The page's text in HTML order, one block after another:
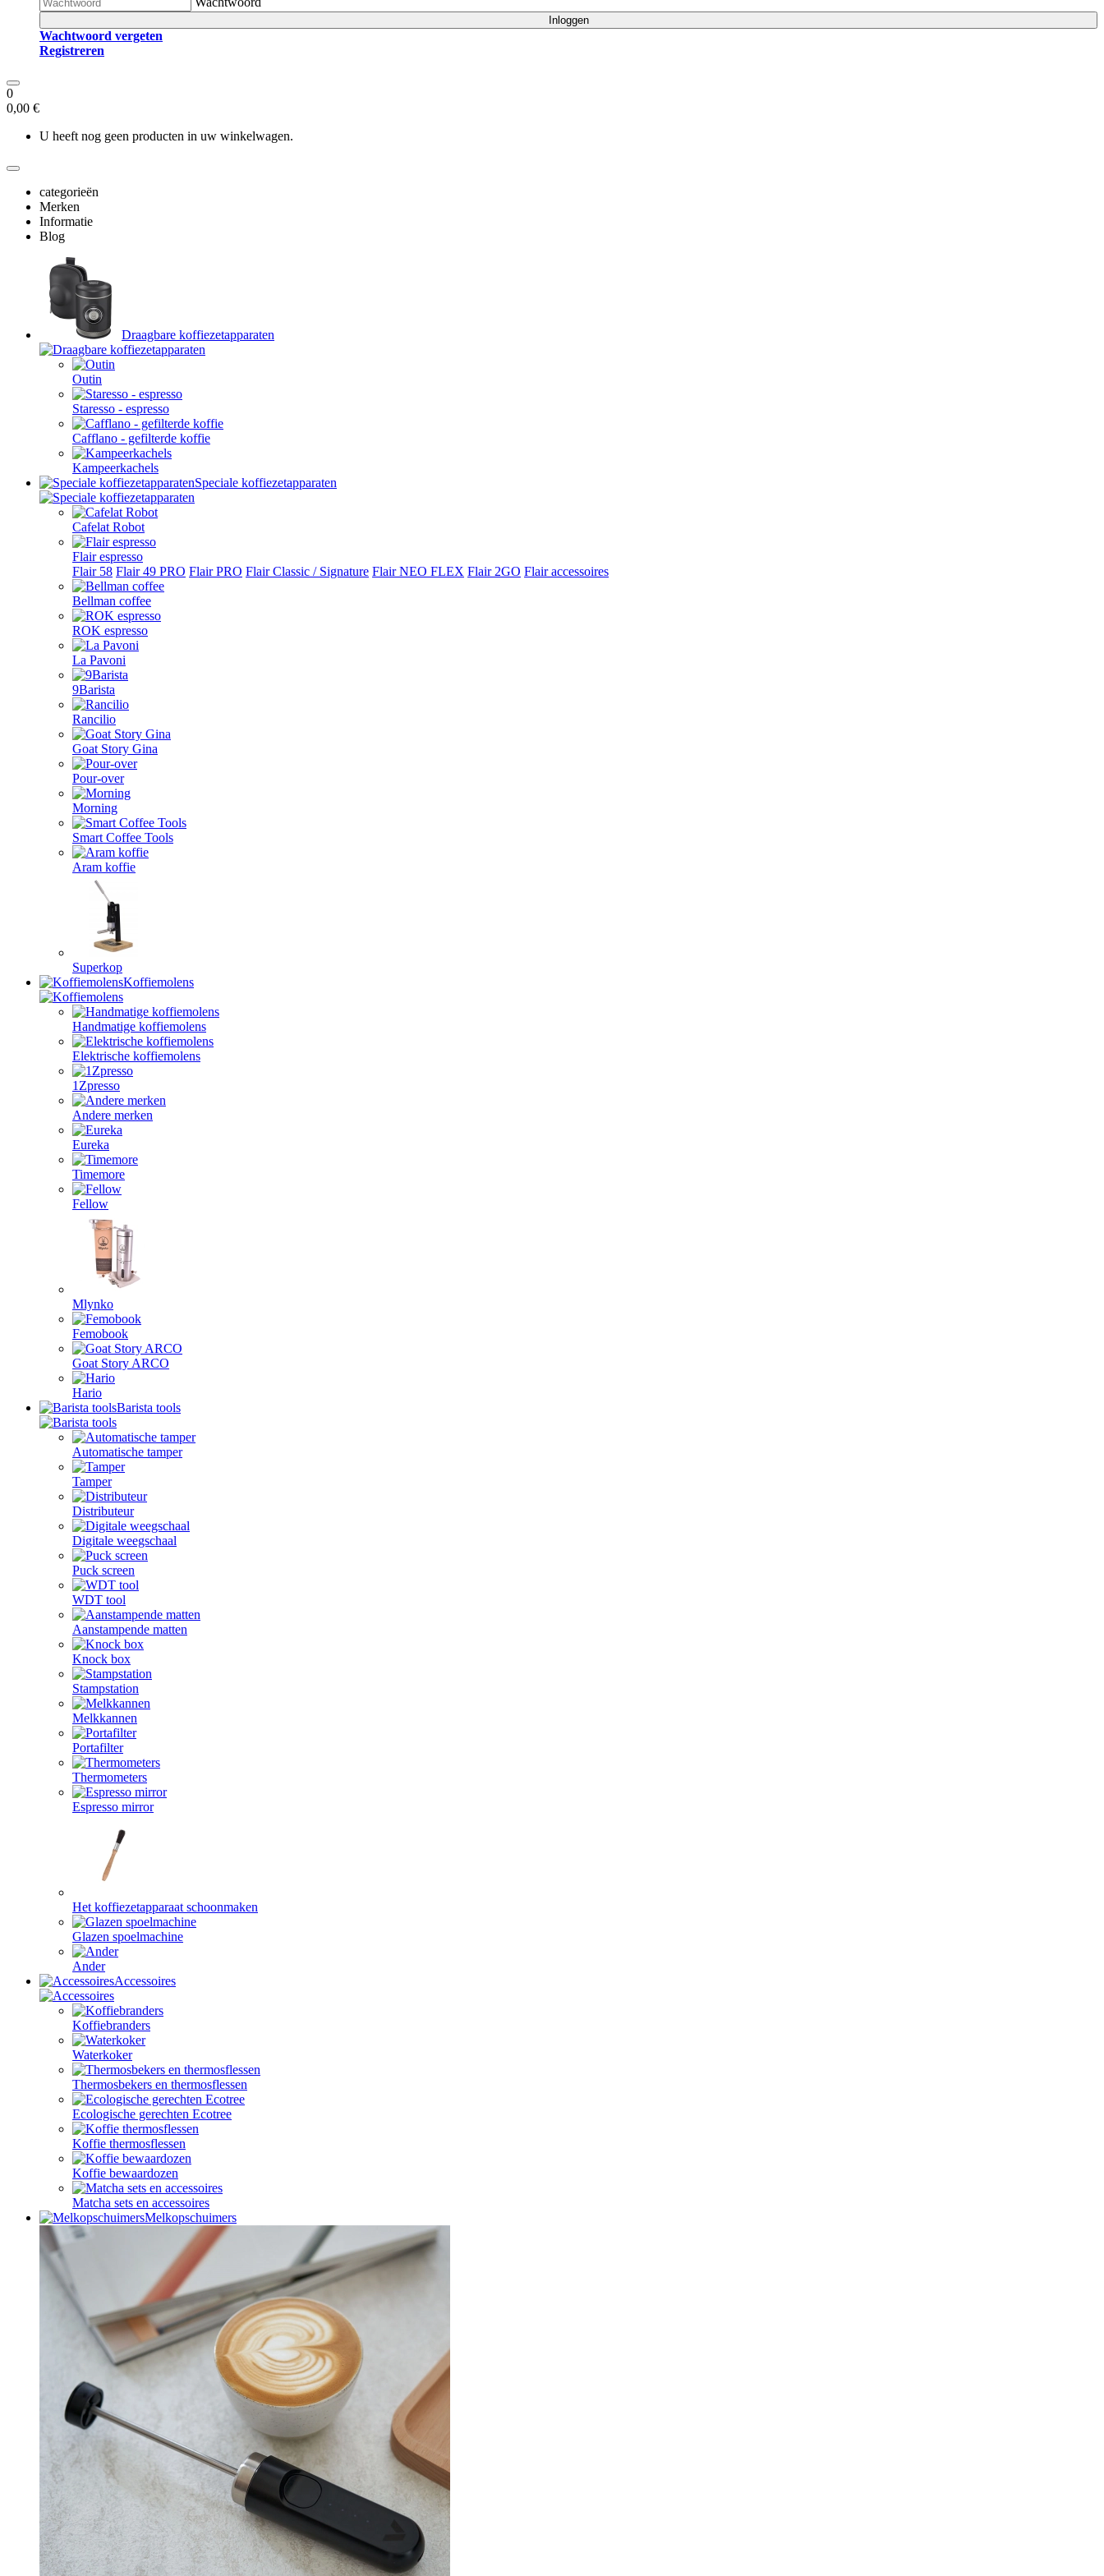
Inloggen
Wachtwoord vergeten
Registreren
0
0,00 €
U heeft nog geen producten in uw winkelwagen.
categorieën
Merken
Informatie
Blog
Draagbare koffiezetapparaten
Outin
Staresso - espresso
Cafflano - gefilterde koffie
Kampeerkachels
Speciale koffiezetapparaten
Cafelat Robot
Flair espresso
Flair 58 Flair 49 PRO Flair PRO Flair Classic / Signature Flair NEO FLEX Flair 2GO Flair accessoires
Bellman coffee
ROK espresso
La Pavoni
9Barista
Rancilio
Goat Story Gina
Pour-over
Morning
Smart Coffee Tools
Aram koffie
Superkop
Koffiemolens
Handmatige koffiemolens
Elektrische koffiemolens
1Zpresso
Andere merken
Eureka
Timemore
Fellow
Mlynko
Femobook
Goat Story ARCO
Hario
Barista tools
Automatische tamper
Tamper
Distributeur
Digitale weegschaal
Puck screen
WDT tool
Aanstampende matten
Knock box
Stampstation
Melkkannen
Portafilter
Thermometers
Espresso mirror
Het koffiezetapparaat schoonmaken
Glazen spoelmachine
Ander
Accessoires
Koffiebranders
Waterkoker
Thermosbekers en thermosflessen
Ecologische gerechten Ecotree
Koffie thermosflessen
Koffie bewaardozen
Matcha sets en accessoires
Melkopschuimers